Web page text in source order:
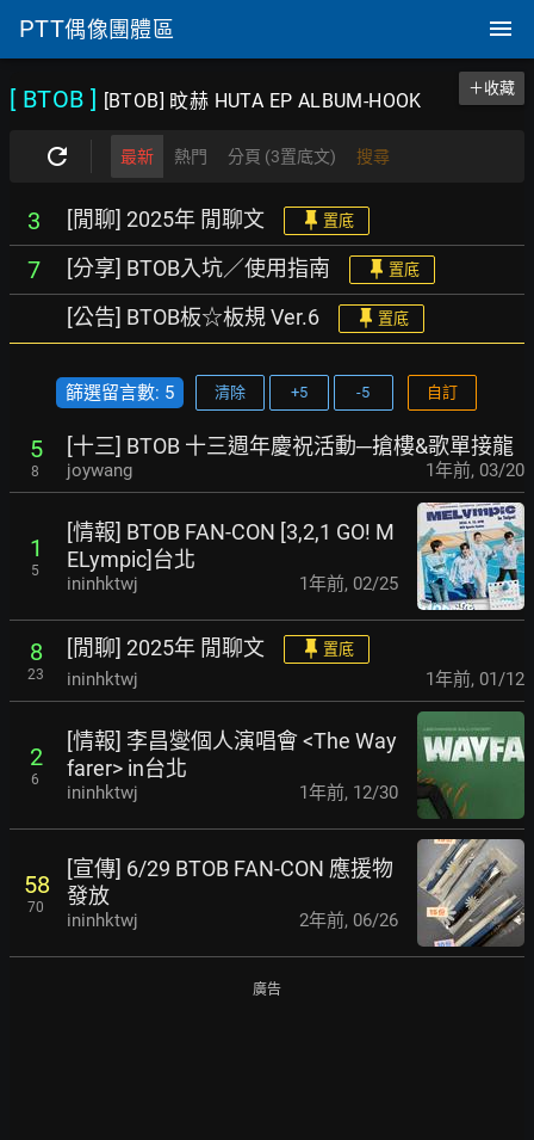
PTT偶像團體區
[ BTOB ] [BTOB] 旼赫 HUTA EP ALBUM-HOOK
＋收藏
最新 熱門 分頁 (3置底文) 搜尋
3 [閒聊] 2025年 閒聊文 置底
7 [分享] BTOB入坑／使用指南 置底
[公告] BTOB板☆板規 Ver.6 置底
篩選留言數: 5 清除 +5 -5 自訂
5
8
[十三] BTOB 十三週年慶祝活動─搶樓&歌單接龍
joywang 1年前, 03/20
1
5
[情報] BTOB FAN-CON [3,2,1 GO! M
ELympic]台北
ininhktwj 1年前, 02/25
8
23
[閒聊] 2025年 閒聊文 置底
ininhktwj 1年前, 01/12
2
6
[情報] 李昌燮個人演唱會 <The Way
farer> in台北
ininhktwj 1年前, 12/30
58
70
[宣傳] 6/29 BTOB FAN-CON 應援物
發放
ininhktwj 2年前, 06/26
廣告